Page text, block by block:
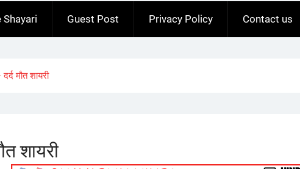
Shayari Guest Post Privacy Policy Contact us
मौत शायरी
शायरी